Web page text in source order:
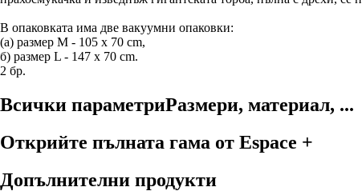
В опаковката има две вакуумни опаковки:
(а) размер М - 105 x 70 cm,
б) размер L - 147 x 70 cm.
2 бр.
Всички параметриРазмери, материал, ...
Открийте пълната гама от Espace +
Допълнителни продукти